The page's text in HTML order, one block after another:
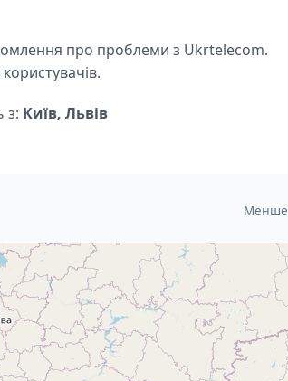
про проблеми з Ukrtelecom.
з: Київ, Львів
Менше